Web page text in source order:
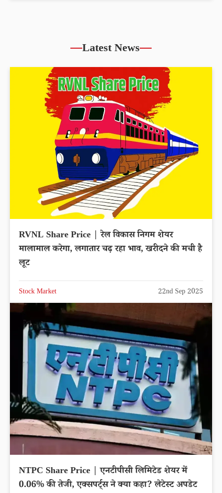
Latest News
RVNL Share Price | रेल विकास निगम शेयर
मालामाल करेगा, लगातार चढ़ रहा भाव, खरीदने की मची है
लूट
Stock Market 22nd Sep 2025
NTPC Share Price | एनटीपीसी लिमिटेड शेयर में
0.06% की तेजी, एक्सपर्ट्स ने क्या कहा? लेटेस्ट अपडेट